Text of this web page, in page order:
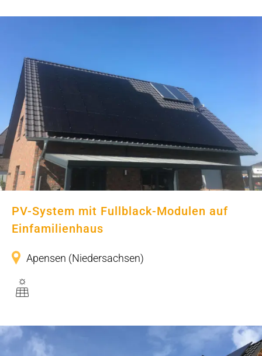
PV-System mit Fullblack-Modulen
auf Einfamilienhaus
PV-System mit Fullblack-Modulen auf
Einfamilienhaus
Apensen (Niedersachsen)